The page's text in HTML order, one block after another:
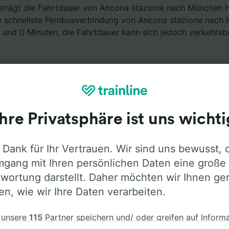
die Fahrtdauer von Ancona stazione nach München
schnellste Fernbusverbindung von Ancona stazione nach
0 Minuten, die Fahrtdauer kann sich jedoch
stazione nach München Hbf mitFlixbusfahren.
über die Busausstattung der Anbieter zu
Ihre Privatsphäre ist uns
für Ihr Vertrauen. Wir sind uns bewusst,
mit Ihren persönlichen Daten eine große
darstellt. Daher möchten wir Ihnen
wie wir Ihre Daten verarbeiten.
115 Partner speichern und/ oder greifen auf